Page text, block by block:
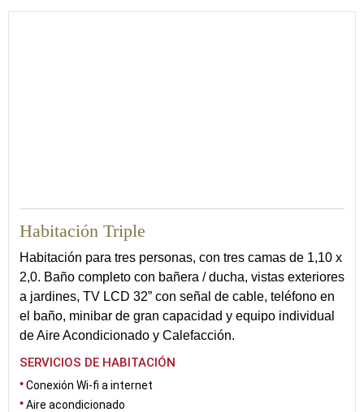
Habitación Triple
Habitación para tres personas, con tres camas de 1,10 x
2,0. Baño completo con bañera / ducha, vistas exteriores
a jardines, TV LCD 32” con señal de cable, teléfono en
el baño, minibar de gran capacidad y equipo individual
de Aire Acondicionado y Calefacción.
SERVICIOS DE HABITACIÓN
Conexión Wi-fi a internet
Aire acondicionado